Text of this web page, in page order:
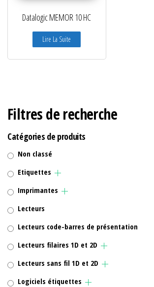
Datalogic MEMOR 10 HC
Lire La Suite
Filtres de recherche
Catégories de produits
Non classé
Etiquettes
Imprimantes
Lecteurs
Lecteurs code-barres de présentation
Lecteurs filaires 1D et 2D
Lecteurs sans fil 1D et 2D
Logiciels étiquettes